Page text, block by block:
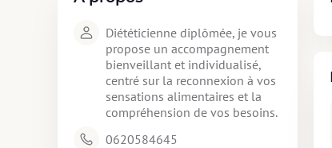
Diététicienne diplômée, je vous
propose un accompagnement
bienveillant et individualisé,
centré sur la reconnexion à vos
sensations alimentaires et la
compréhension de vos besoins.
0620584645